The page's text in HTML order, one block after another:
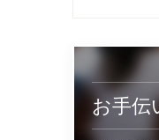
お手伝